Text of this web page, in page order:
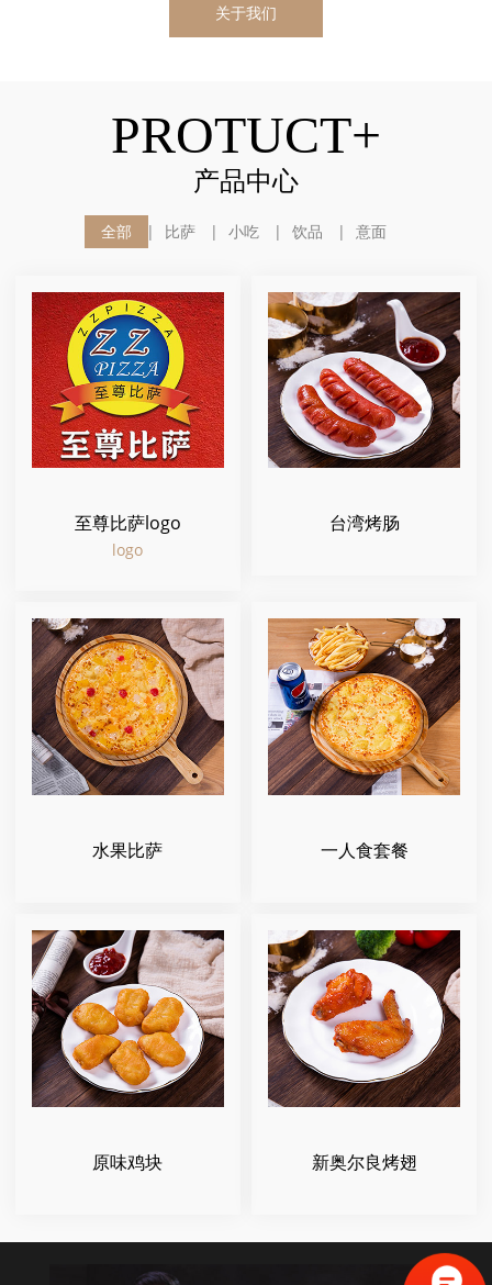
关于我们
PROTUCT+
产品中心
全部 比萨 小吃 饮品 意面
至尊比萨logo
logo
台湾烤肠
水果比萨 一人食套餐
原味鸡块 新奥尔良烤翅